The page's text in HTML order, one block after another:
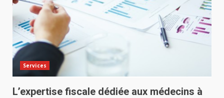
Services
L’expertise fiscale dédiée aux médecins à